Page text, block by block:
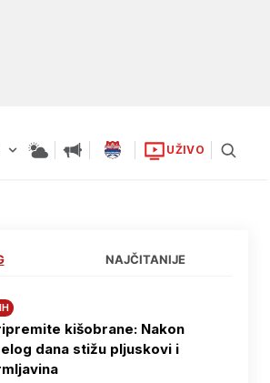
UŽIVO
NAJČITANIJE
kišobrane: Nakon
dana stižu pljuskovi i